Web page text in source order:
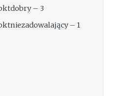
– 3
– 1